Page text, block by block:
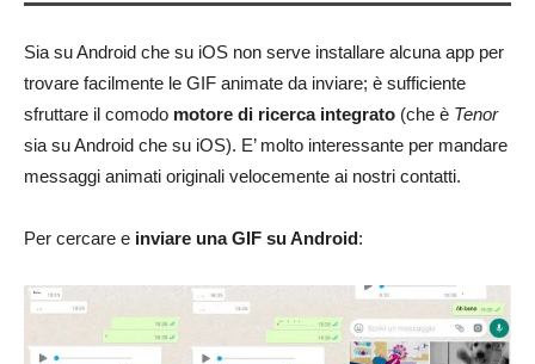
Sia su Android che su iOS non serve installare alcuna app per
trovare facilmente le GIF animate da inviare; è sufficiente
sfruttare il comodo motore di ricerca integrato (che è Tenor
sia su Android che su iOS). E’ molto interessante per mandare
messaggi animati originali velocemente ai nostri contatti.
Per cercare e inviare una GIF su Android: